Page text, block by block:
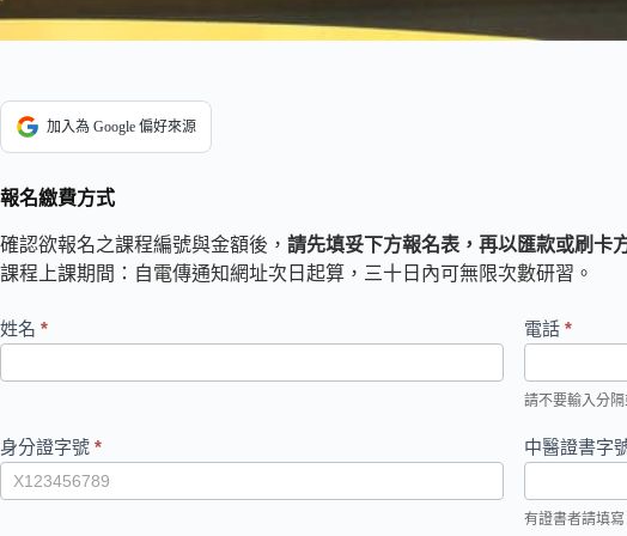
加入為 Google 偏好來源
報名繳費方式
確認欲報名之課程編號與金額後， 請先填妥下方報名表，再以匯款或刷卡
課程上課期間：自電傳通知網址次日起算，三十日內可無限次數研習。
課
程
報
姓名 * 電話 *
請不要輸入分
身分證字號 * 中醫證書字
有證書者請填寫